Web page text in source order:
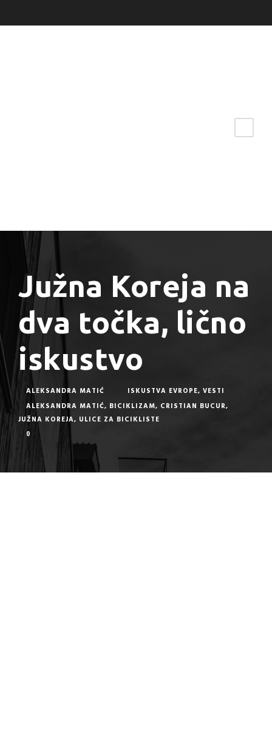
Južna Koreja na
dva točka, lično
iskustvo
ALEKSANDRA MATIĆ ISKUSTVA EVROPE, VESTI
ALEKSANDRA MATIĆ, BICIKLIZAM, CRISTIAN BUCUR,
JUŽNA KOREJA, ULICE ZA BICIKLISTE
0